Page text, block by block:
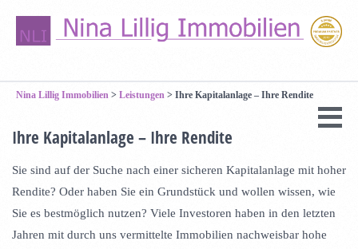
Nina Lillig Immobilien > Leistungen > Ihre Kapitalanlage – Ihre Rendite
Ihre Kapitalanlage – Ihre Rendite
Sie sind auf der Suche nach einer sicheren Kapitalanlage mit hoher
Rendite? Oder haben Sie ein Grundstück und wollen wissen, wie
Sie es bestmöglich nutzen? Viele Investoren haben in den letzten
Jahren mit durch uns vermittelte Immobilien nachweisbar hohe